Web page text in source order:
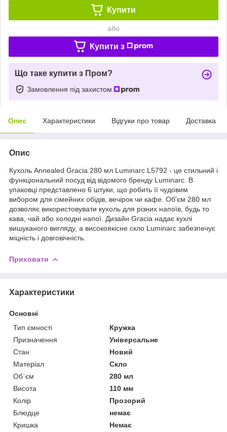
Купити
або
Купити з
Що таке купити з Пром?
Замовлення під захистом
Опис Характеристики Відгуки про товар Доставка
Опис
Кухоль Annealed Gracia 280 мл Luminarc L5792 - це стильний і
функціональний посуд від відомого бренду Luminarc. В
упаковці представлено 6 штуки, що робить її чудовим
вибором для сімейних обідів, вечірок чи кафе. Об'єм 280 мл
дозволяє використовувати кухоль для різних напоїв, будь то
кава, чай або холодні напої. Дизайн Gracia надає кухлі
вишуканого вигляду, а високоякісне скло Luminarc забезпечує
міцність і довговічність.
Приховати
Характеристики
Основні
Тип ємності
Кружка
Призначення
Універсальне
Стан
Новий
Матеріал
Скло
Об`єм
280 мл
Висота
110 мм
Колір
Прозорий
Блюдце
немає
Кришка
Немає